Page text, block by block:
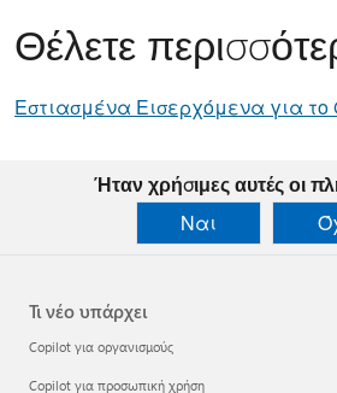
Θέλετε
Εστιασμένα Εισερχόμενα για το
Ήταν χρήσιμες αυτές οι
Ναι
Τι νέο υπάρχει
Copilot για οργανισμούς
Copilot για προσωπική χρήση